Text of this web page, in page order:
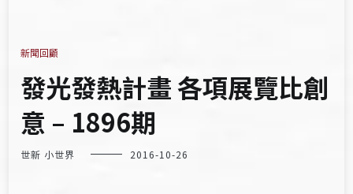
新聞回顧
發光發熱計畫 各項展覽比創
意 – 1896期
世新 小世界 2016-10-26